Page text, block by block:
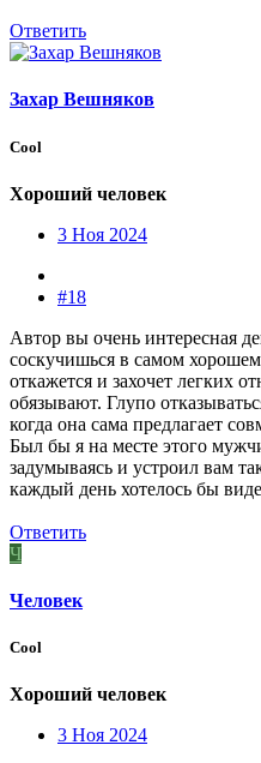
Ответить
Захар Вешняков
Cool
Хороший человек
3 Ноя 2024
#18
Автор вы очень интересная
соскучишься в самом
откажется и захочет легких
обязывают. Глупо
когда она сама предлагает
Был бы я на месте этого
задумываясь и устроил вам
каждый день хотелось бы
Ответить
Ч
Человек
Cool
Хороший человек
3 Ноя 2024